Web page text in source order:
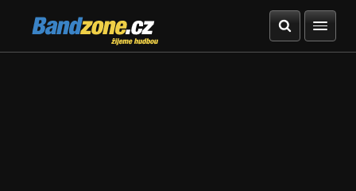
Bandzone.cz
žijeme hudbou